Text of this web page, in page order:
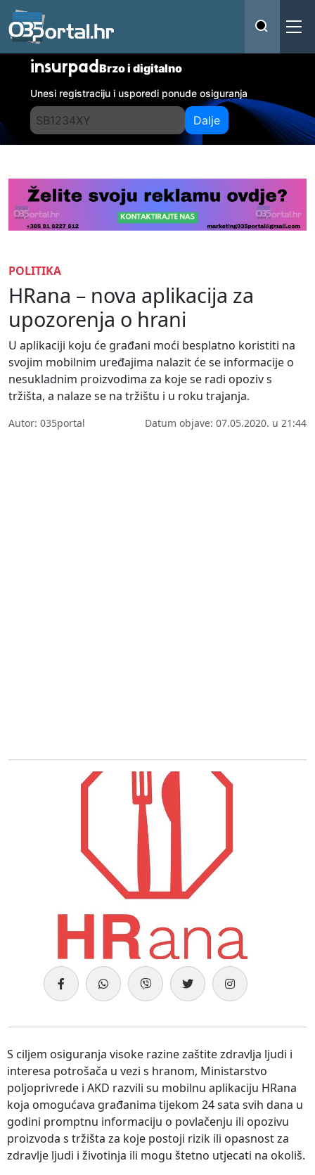
insurpadBrzo i digitalno
Unesi registraciju i usporedi ponude osiguranja
Dalje
POLITIKA
HRana – nova aplikacija za
upozorenja o hrani
U aplikaciji koju će građani moći besplatno koristiti na
svojim mobilnim uređajima nalazit će se informacije o
nesukladnim proizvodima za koje se radi opoziv s
tržišta, a nalaze se na tržištu i u roku trajanja.
Autor: 035portal Datum objave: 07.05.2020. u 21:44
S ciljem osiguranja visoke razine zaštite zdravlja ljudi i
interesa potrošača u vezi s hranom, Ministarstvo
poljoprivrede i AKD razvili su mobilnu aplikaciju HRana
koja omogućava građanima tijekom 24 sata svih dana u
godini promptnu informaciju o povlačenju ili opozivu
proizvoda s tržišta za koje postoji rizik ili opasnost za
zdravlje ljudi i životinja ili mogu štetno utjecati na okoliš.